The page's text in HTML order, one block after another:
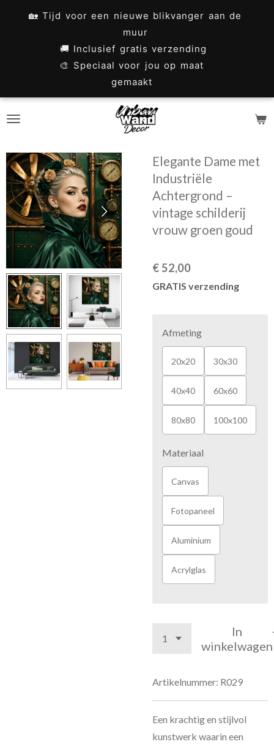
🏡 Tijd voor een nieuwe blikvanger aan de
muur
🚚 Inclusief gratis verzending
🎨 Speciaal voor jou op maat
gemaakt
Elegante Dame met
Industriële
Achtergrond –
vintage schilderij
vrouw groen goud
€ 52,00
GRATIS verzending
Afmeting
20x20 30x30
40x40 60x60
80x80 100x100
Materiaal
Canvas
Fotopaneel
Aluminium
Acrylglas
In
winkelwagen
Artikelnummer: R029
Een krachtig en stijlvol
kunstwerk waarin een